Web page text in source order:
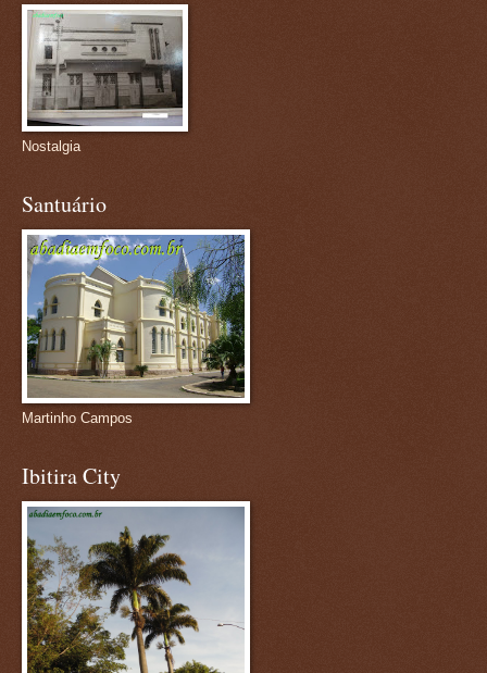
Nostalgia
Santuário
Martinho Campos
Ibitira City